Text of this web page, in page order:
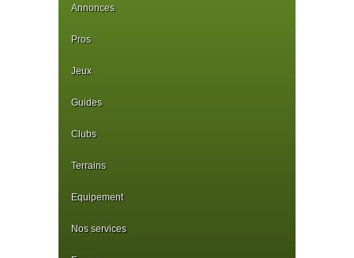
Annonces
Pros
Jeux
Guides
Clubs
Terrains
Equipement
Nos services